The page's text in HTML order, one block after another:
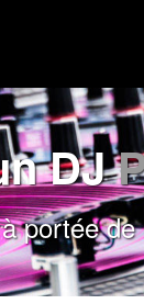
DJ
portée